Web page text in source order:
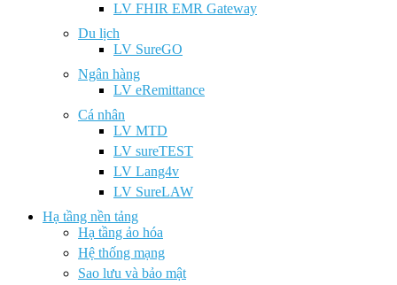
LV FHIR EMR Gateway
Du lịch
LV SureGO
Ngân hàng
LV eRemittance
Cá nhân
LV MTD
LV sureTEST
LV Lang4v
LV SureLAW
Hạ tầng nền tảng
Hạ tầng ảo hóa
Hệ thống mạng
Sao lưu và bảo mật